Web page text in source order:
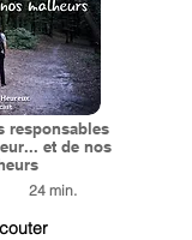
responsables
et de nos
24 min.